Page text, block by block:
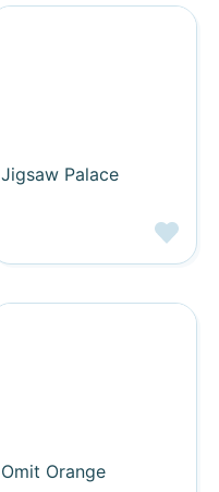
Jigsaw Palace
Omit Orange